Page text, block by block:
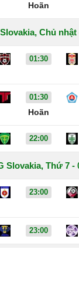
Hoãn
Chủ nhật
01:30
01:30
Hoãn
22:00
Slovakia, Thứ 7 -
23:00
23:00